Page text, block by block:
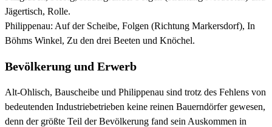
Jägertisch, Rolle.
Philippenau: Auf der Scheibe, Folgen (Richtung Markersdorf), In
Böhms Winkel, Zu den drei Beeten und Knöchel.
Bevölkerung und Erwerb
Alt-Ohlisch, Bauscheibe und Philippenau sind trotz des Fehlens von
bedeutenden Industriebetrieben keine reinen Bauerndörfer gewesen,
denn der größte Teil der Bevölkerung fand sein Auskommen in